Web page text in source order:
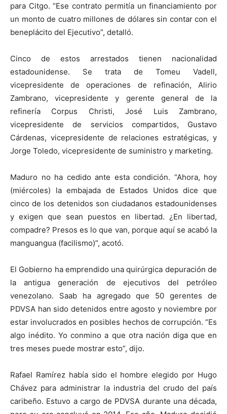
para Citgo. “Ese contrato permitía un financiamiento por
un monto de cuatro millones de dólares sin contar con el
beneplácito del Ejecutivo”, detalló.
Cinco de estos arrestados tienen nacionalidad
estadounidense. Se trata de Tomeu Vadell,
vicepresidente de operaciones de refinación, Alirio
Zambrano, vicepresidente y gerente general de la
refinería Corpus Christi, José Luis Zambrano,
vicepresidente de servicios compartidos, Gustavo
Cárdenas, vicepresidente de relaciones estratégicas, y
Jorge Toledo, vicepresidente de suministro y marketing.
Maduro no ha cedido ante esta condición. “Ahora, hoy
(miércoles) la embajada de Estados Unidos dice que
cinco de los detenidos son ciudadanos estadounidenses
y exigen que sean puestos en libertad. ¿En libertad,
compadre? Presos es lo que van, porque aquí se acabó la
manguangua (facilismo)”, acotó.
El Gobierno ha emprendido una quirúrgica depuración de
la antigua generación de ejecutivos del petróleo
venezolano. Saab ha agregado que 50 gerentes de
PDVSA han sido detenidos entre agosto y noviembre por
estar involucrados en posibles hechos de corrupción. “Es
algo inédito. Yo conmino a que otra nación diga que en
tres meses puede mostrar esto”, dijo.
Rafael Ramírez había sido el hombre elegido por Hugo
Chávez para administrar la industria del crudo del país
caribeño. Estuvo a cargo de PDVSA durante una década,